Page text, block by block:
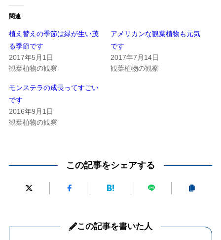
関連
植え替えの季節は緑が生い茂
る季節です
2017年5月1日
観葉植物の観察
アメリカンな観葉植物も元気
です
2017年7月14日
観葉植物の観察
モンステラの成長ってすごい
です
2016年9月1日
観葉植物の観察
この記事をシェアする
この記事を書いた人